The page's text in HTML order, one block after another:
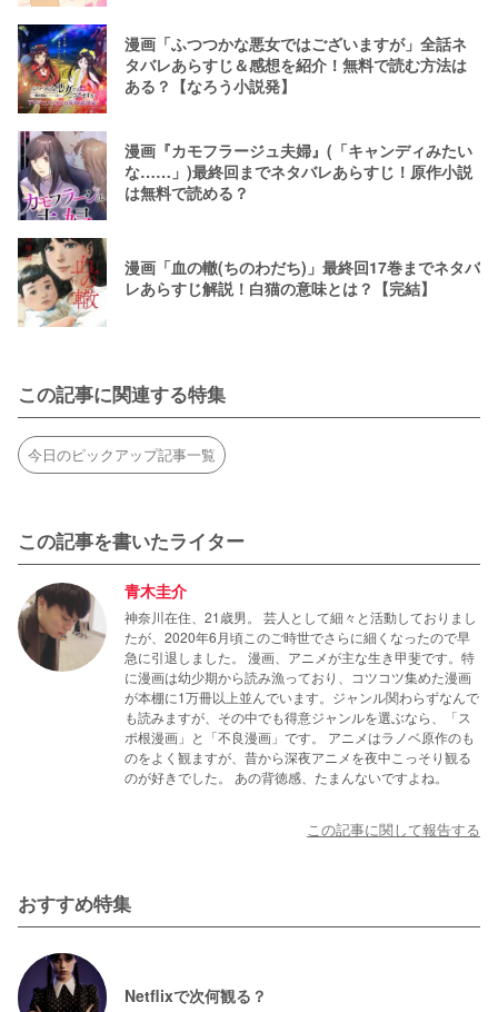
漫画「ふつつかな悪女ではございますが」全話ネ
タバレあらすじ＆感想を紹介！無料で読む方法は
ある？【なろう小説発】
漫画『カモフラージュ夫婦』(「キャンディみたい
な……」)最終回までネタバレあらすじ！原作小説
は無料で読める？
漫画「血の轍(ちのわだち)」最終回17巻までネタバ
レあらすじ解説！白猫の意味とは？【完結】
この記事に関連する特集
今日のピックアップ記事一覧
この記事を書いたライター
青木圭介
神奈川在住、21歳男。 芸人として細々と活動しておりまし
たが、2020年6月頃このご時世でさらに細くなったので早
急に引退しました。 漫画、アニメが主な生き甲斐です。特
に漫画は幼少期から読み漁っており、コツコツ集めた漫画
が本棚に1万冊以上並んでいます。ジャンル関わらずなんで
も読みますが、その中でも得意ジャンルを選ぶなら、「ス
ポ根漫画」と「不良漫画」です。 アニメはラノベ原作のも
のをよく観ますが、昔から深夜アニメを夜中こっそり観る
のが好きでした。 あの背徳感、たまんないですよね。
この記事に関して報告する
おすすめ特集
Netflixで次何観る？